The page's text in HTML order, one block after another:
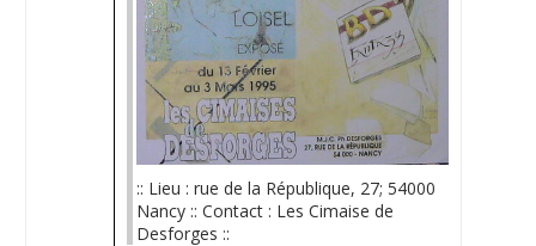
:: Lieu : rue de la République, 27; 54000
Nancy :: Contact : Les Cimaise de
Desforges ::